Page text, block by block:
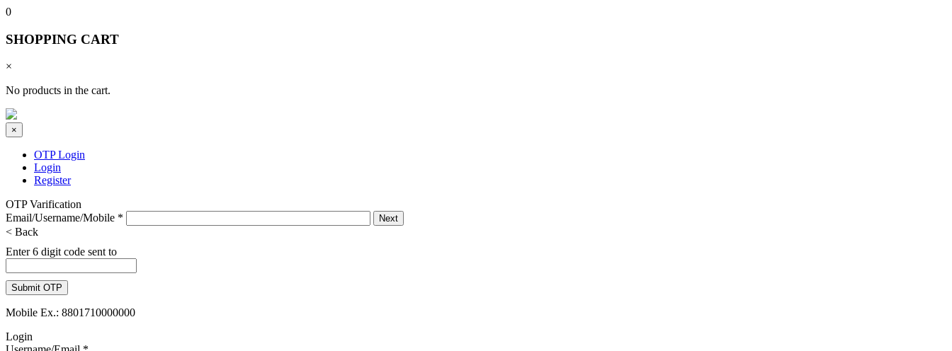
0
SHOPPING CART
×
No products in the cart.
×
OTP Login
Login
Register
OTP Varification
Email/Username/Mobile *
< Back
Enter 6 digit code sent to
Mobile Ex.: 8801710000000
Login